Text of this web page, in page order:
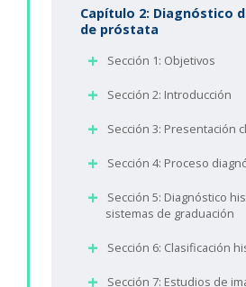
Capítulo 2: Diagnóstico
de próstata
Sección 1: Objetivos
Sección 2: Introducción
Sección 3: Presentación
Sección 4: Proceso
Sección 5: Diagnóstico
sistemas de graduación
Sección 6: Clasificación
Sección 7: Estudios de